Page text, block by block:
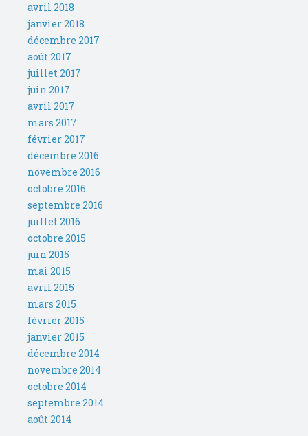
avril 2018
janvier 2018
décembre 2017
août 2017
juillet 2017
juin 2017
avril 2017
mars 2017
février 2017
décembre 2016
novembre 2016
octobre 2016
septembre 2016
juillet 2016
octobre 2015
juin 2015
mai 2015
avril 2015
mars 2015
février 2015
janvier 2015
décembre 2014
novembre 2014
octobre 2014
septembre 2014
août 2014